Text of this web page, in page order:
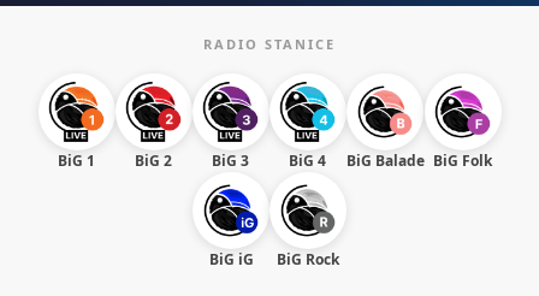
RADIO STANICE
BiG 1 BiG 2 BiG 3 BiG 4 BiG Balade BiG Folk
BiG iG BiG Rock